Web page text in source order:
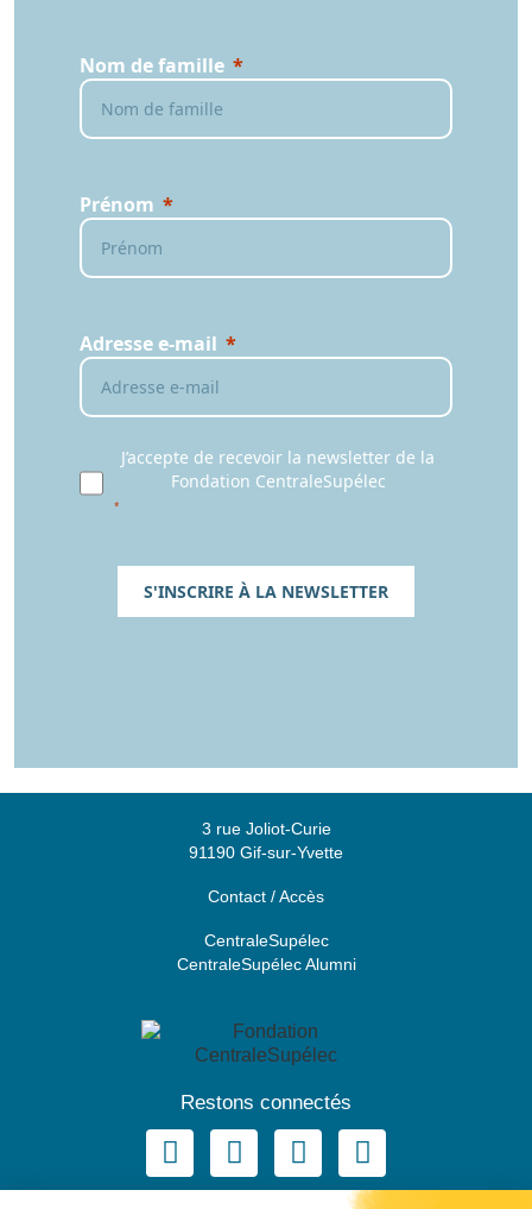
Nom de famille
Prénom
Adresse e-mail
J’accepte de recevoir la newsletter de la
Fondation CentraleSupélec
S'INSCRIRE À LA NEWSLETTER
3 rue Joliot-Curie
91190 Gif-sur-Yvette
Contact / Accès
CentraleSupélec
CentraleSupélec Alumni
Restons connectés